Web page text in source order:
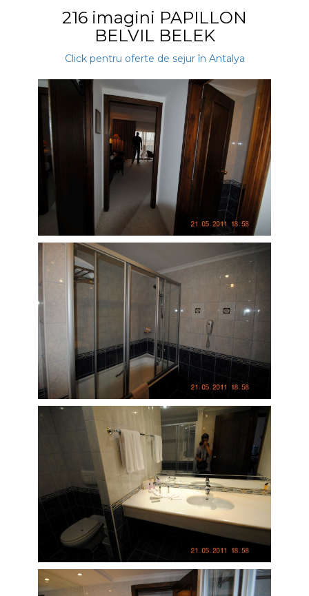
216 imagini PAPILLON
BELVIL BELEK
Click pentru oferte de sejur în Antalya